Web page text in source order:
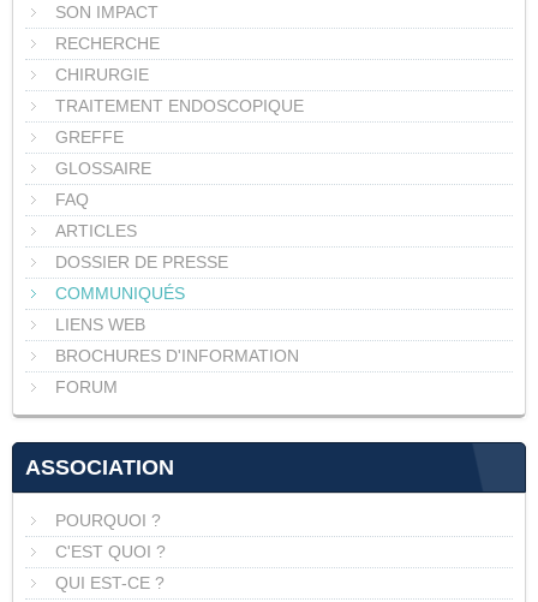
SON IMPACT
RECHERCHE
CHIRURGIE
TRAITEMENT ENDOSCOPIQUE
GREFFE
GLOSSAIRE
FAQ
ARTICLES
DOSSIER DE PRESSE
COMMUNIQUÉS
LIENS WEB
BROCHURES D'INFORMATION
FORUM
ASSOCIATION
POURQUOI ?
C'EST QUOI ?
QUI EST-CE ?